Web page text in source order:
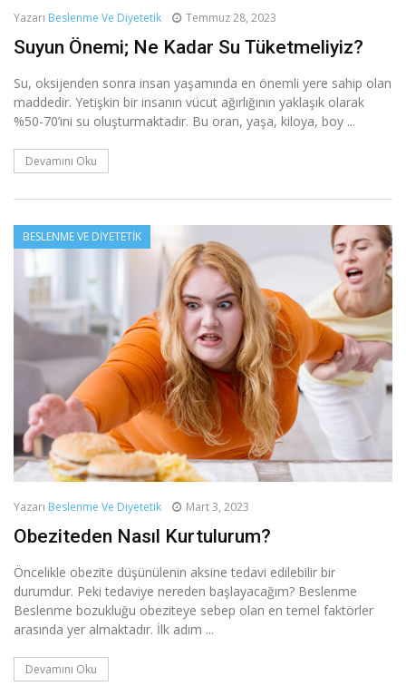
Yazarı Beslenme Ve Diyetetik Temmuz 28, 2023
Suyun Önemi; Ne Kadar Su Tüketmeliyiz?
Su, oksijenden sonra insan yaşamında en önemli yere sahip olan
maddedir. Yetişkin bir insanın vücut ağırlığının yaklaşık olarak
%50-70’ini su oluşturmaktadır. Bu oran, yaşa, kiloya, boy ...
Devamını Oku
BESLENME VE DIYETETIK
Yazarı Beslenme Ve Diyetetik Mart 3, 2023
Obeziteden Nasıl Kurtulurum?
Öncelikle obezite düşünülenin aksine tedavi edilebilir bir
durumdur. Peki tedaviye nereden başlayacağım? Beslenme
Beslenme bozukluğu obeziteye sebep olan en temel faktörler
arasında yer almaktadır. İlk adım ...
Devamını Oku